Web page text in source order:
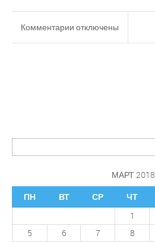
Комментарии к
место
предприятий,
посвященной
60-
летию
отключены
МАРТ 2018
ПН
ВТ СР ЧТ
1
5
6 7 8